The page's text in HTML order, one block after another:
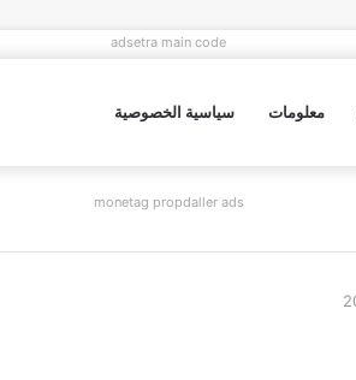
adsetra main code
معلومات سياسية الخصوصية
monetag propdaller ads